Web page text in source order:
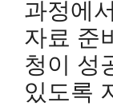
과정에
자료 준
청이 성
있도록